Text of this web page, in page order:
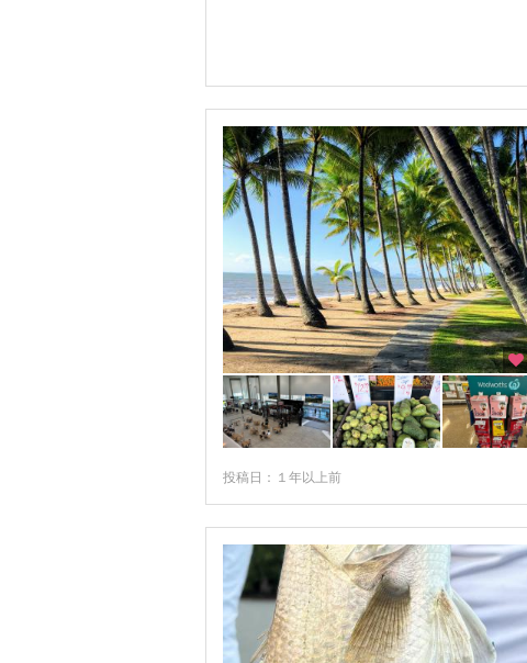
アサートンテーブルランド周辺
アデレードヒルズ周辺
アポロベイ
アリススプリングス
アーリービーチ
ウィットサンデー諸島
ウロンゴン
オーストラリア首都特別地域
カウラ
カンガルー島
キャサリン
キャンベラ
キュランダ
キンバリー周辺
投稿日：１年以上前